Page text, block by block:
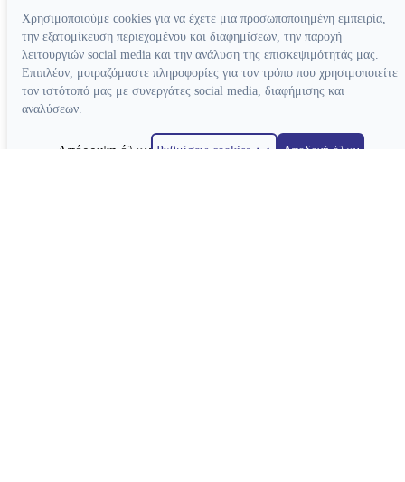
Micromotor Ενδοδοντίας
Λίπανση
Luftmotor-Micromotor
Χρησιμοποιούμε cookies για να έχετε μια προσωποποιημένη εμπειρία,
την εξατομίκευση περιεχομένου και διαφημίσεων, την παροχή
λειτουργιών social media και την ανάλυση της επισκεψιμότητάς μας.
Επιπλέον, μοιραζόμαστε πληροφορίες για τον τρόπο που χρησιμοποιείτε
τον ιστότοπό μας με συνεργάτες social media, διαφήμισης και
αναλύσεων.
Απόρριψη όλων Ρυθμίσεις cookies
Αποδοχή όλων